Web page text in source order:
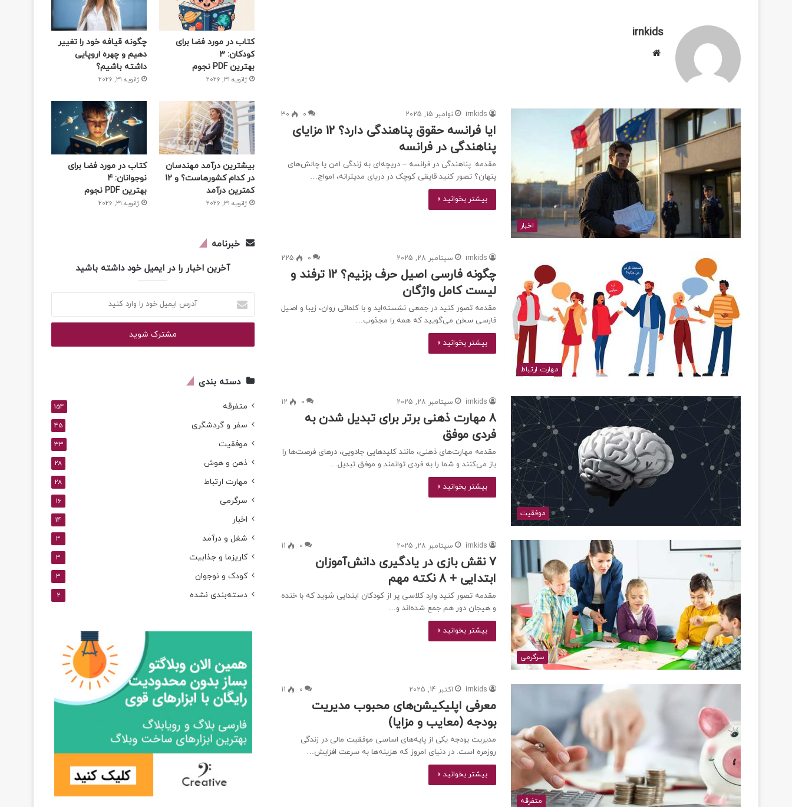
irnkids
اخبار
irnkids نوامبر 15, 2025 0
30
ایا فرانسه حقوق پناهندگی دارد؟ 12 مزایای
پناهندگی در فرانسه
مقدمه: پناهندگی در فرانسه – دریچه‌ای به زندگی امن یا چالش‌های
پنهان؟ تصور کنید قایقی کوچک در دریای مدیترانه، امواج…
بیشتر بخوانید »
مهارت ارتباط
irnkids سپتامبر 28, 2025 0
225
چگونه فارسی اصیل حرف بزنیم؟ 12 ترفند و
لیست کامل واژگان
مقدمه تصور کنید در جمعی نشسته‌اید و با کلماتی روان، زیبا و اصیل
فارسی سخن می‌گویید که همه را مجذوب…
بیشتر بخوانید »
موفقیت
irnkids سپتامبر 28, 2025 0
12
۸ مهارت ذهنی برتر برای تبدیل شدن به
فردی موفق
مقدمه مهارت‌های ذهنی، مانند کلیدهایی جادویی، درهای فرصت‌ها را
باز می‌کنند و شما را به فردی توانمند و موفق تبدیل…
بیشتر بخوانید »
سرگرمی
irnkids سپتامبر 28, 2025 0
11
7 نقش بازی در یادگیری دانش‌آموزان
ابتدایی + 8 نکته مهم
مقدمه تصور کنید وارد کلاسی پر از کودکان ابتدایی شوید که با خنده
و هیجان دور هم جمع شده‌اند و…
بیشتر بخوانید »
متفرقه
irnkids اکتبر 14, 2025 0
11
معرفی اپلیکیشن‌های محبوب مدیریت
بودجه (معایب و مزایا)
مدیریت بودجه یکی از پایه‌های اساسی موفقیت مالی در زندگی
روزمره است. در دنیای امروز که هزینه‌ها به سرعت افزایش…
بیشتر بخوانید »
کتاب در مورد فضا برای
کودکان: 3
بهترین PDF نجوم
ژانویه 31, 2026
چگونه قیافه خود را تغییر
دهیم و چهره اروپایی
داشته باشیم؟
ژانویه 31, 2026
بیشترین درآمد مهندسان
در کدام کشورهاست؟ و 12
کمترین درآمد
ژانویه 31, 2026
کتاب در مورد فضا برای
نوجوانان: 4
بهترین PDF نجوم
ژانویه 31, 2026
خبرنامه
آخرین اخبار را در ایمیل خود داشته باشید
ایمیل
خود
وارد
دسته بندی
متفرقه 154
سفر و گردشگری 45
موفقیت 33
ذهن و هوش 28
مهارت ارتباط 28
سرگرمی 16
اخبار 14
شغل و درآمد 3
کاریزما و جذابیت 3
کودک و نوجوان 3
دسته‌بندی نشده 2